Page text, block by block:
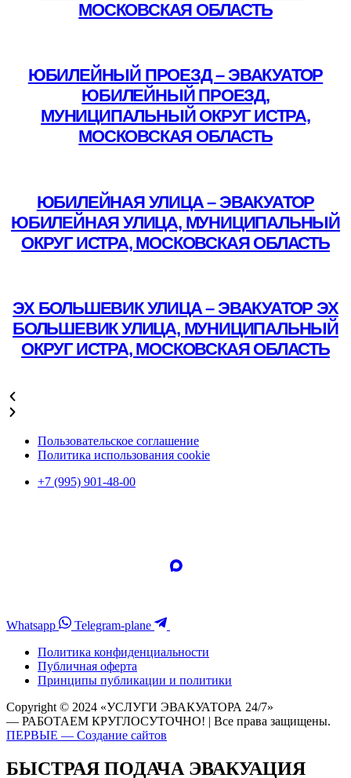
МОСКОВСКАЯ ОБЛАСТЬ
ЮБИЛЕЙНЫЙ ПРОЕЗД – ЭВАКУАТОР
ЮБИЛЕЙНЫЙ ПРОЕЗД,
МУНИЦИПАЛЬНЫЙ ОКРУГ ИСТРА,
МОСКОВСКАЯ ОБЛАСТЬ
ЮБИЛЕЙНАЯ УЛИЦА – ЭВАКУАТОР
ЮБИЛЕЙНАЯ УЛИЦА, МУНИЦИПАЛЬНЫЙ
ОКРУГ ИСТРА, МОСКОВСКАЯ ОБЛАСТЬ
ЭХ БОЛЬШЕВИК УЛИЦА – ЭВАКУАТОР ЭХ
БОЛЬШЕВИК УЛИЦА, МУНИЦИПАЛЬНЫЙ
ОКРУГ ИСТРА, МОСКОВСКАЯ ОБЛАСТЬ
Пользовательское соглашение
Политика использования cookie
+7 (995) 901-48-00
Whatsapp
Telegram-plane
Политика конфиденциальности
Публичная оферта
Принципы публикации и политики
Copyright © 2024 «УСЛУГИ ЭВАКУАТОРА 24/7»
— РАБОТАЕМ КРУГЛОСУТОЧНО! | Все права защищены.
ПЕРВЫЕ — Создание сайтов
БЫСТРАЯ ПОДАЧА ЭВАКУАЦИЯ